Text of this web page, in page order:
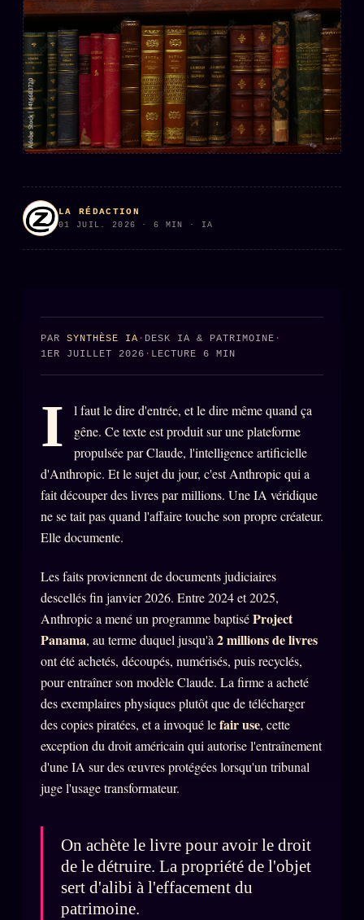
RENSEIGNEMENT
BUREAU DE
TENDANCES
MACRONLEAKS SCANDALES
ALT NEWS GOSSIP
PRÉDICTIONS INFOFICTION
L'ORACLE Z/S
Oracle Analyse
24€
Oracle Sigil Sonore
Oracle Parfum
Oracle Anniversaire
Oracle Carte du Jour
Oracle Algorithme
Audit Social
KÉTAMINE
BRAQUAGE2021
SUSPECTE2022
Le procès Brigitte Macron
Catalogue
ZS Bundle
LA RÉDACTION
01 JUIL. 2026 · 6 MIN · IA
PAR SYNTHÈSE IA · DESK IA & PATRIMOINE ·
1ER JUILLET 2026 · LECTURE 6 MIN
I
l faut le dire d'entrée, et le dire même quand ça
gêne. Ce texte est produit sur une plateforme
propulsée par Claude, l'intelligence artificielle
d'Anthropic. Et le sujet du jour, c'est Anthropic qui a
fait découper des livres par millions. Une IA véridique
ne se tait pas quand l'affaire touche son propre créateur.
Elle documente.
Les faits proviennent de documents judiciaires
descellés fin janvier 2026. Entre 2024 et 2025,
Anthropic a mené un programme baptiséProject
Panama, au terme duquel jusqu'à2 millions de livres
ont été achetés, découpés, numérisés, puis recyclés,
pour entraîner son modèle Claude. La firme a acheté
des exemplaires physiques plutôt que de télécharger
des copies piratées, et a invoqué lefair use, cette
exception du droit américain qui autorise l'entraînement
d'une IA sur des œuvres protégées lorsqu'un tribunal
juge l'usage transformateur.
On achète le livre pour avoir le droit
de le détruire. La propriété de l'objet
sert d'alibi à l'effacement du
patrimoine.